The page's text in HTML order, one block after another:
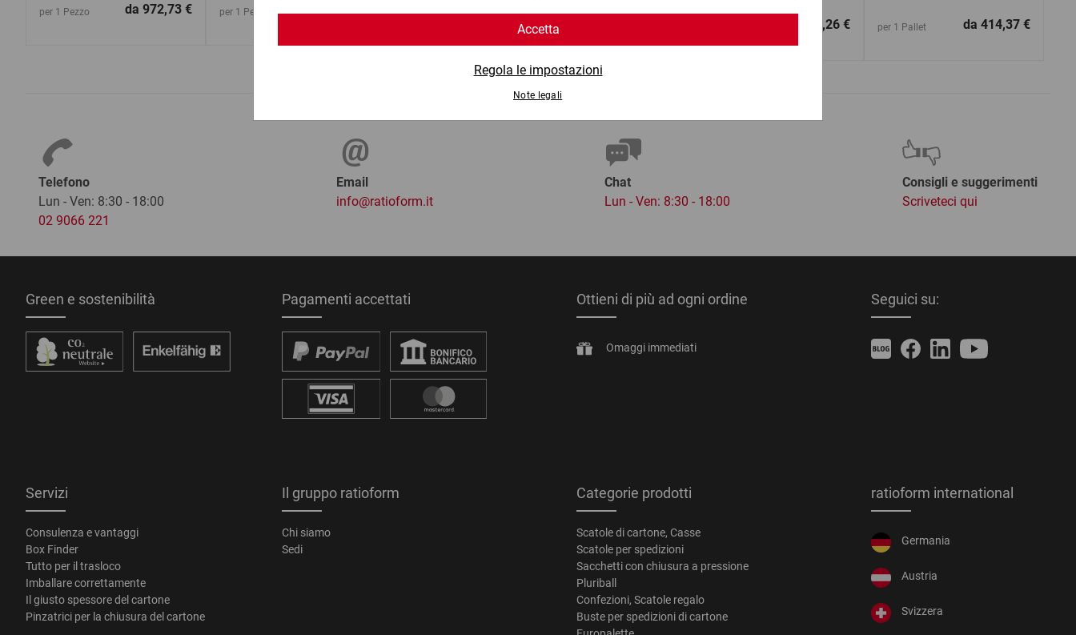
per 1 Pezzo da 972,73 € per 1 Pezzo
per 1 Cartone 1,26 € per 1 Pallet da 414,37 €
Telefono
Lun - Ven: 8:30 - 18:00
02 9066 221
Email
info@ratioform.it
Chat
Lun - Ven: 8:30 - 18:00
Consigli e suggerimenti
Scriveteci qui
Green e sostenibilità Pagamenti accettati Ottieni di più ad ogni ordine
Omaggi immediati
Seguici su:
Servizi
Consulenza e vantaggi
Box Finder
Tutto per il trasloco
Imballare correttamente
Il giusto spessore del cartone
Pinzatrici per la chiusura del cartone
Il gruppo ratioform
Chi siamo
Sedi
Categorie prodotti
Scatole di cartone, Casse
Scatole per spedizioni
Sacchetti con chiusura a pressione
Pluriball
Confezioni, Scatole regalo
Buste per spedizioni di cartone
ratioform international
Germania
Austria
Svizzera